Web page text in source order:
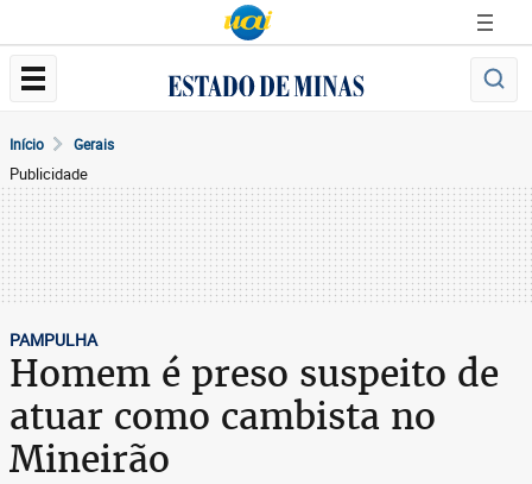
Início Gerais
Publicidade
PAMPULHA
Homem é preso suspeito de
atuar como cambista no
Mineirão